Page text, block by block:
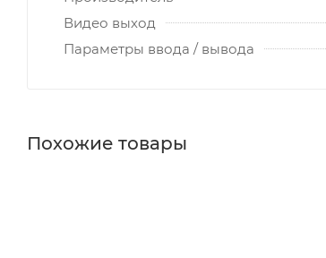
Видео выход
Параметры ввода / вывода
Похожие товары